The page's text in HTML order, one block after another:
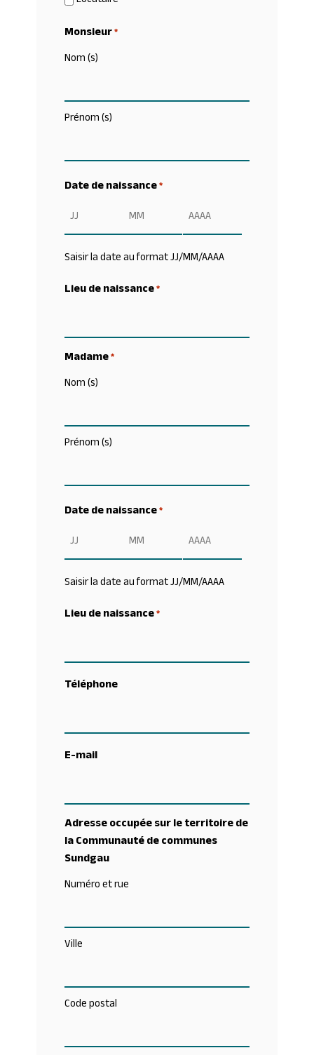
Monsieur*
Nom (s)
Prénom (s)
Date de naissance*
Saisir la date au format JJ/MM/AAAA
Lieu de naissance*
Madame*
Nom (s)
Prénom (s)
Date de naissance*
Saisir la date au format JJ/MM/AAAA
Lieu de naissance*
Téléphone
E-mail
Adresse occupée sur le territoire de
la Communauté de communes
Sundgau
Numéro et rue
Ville
Code postal